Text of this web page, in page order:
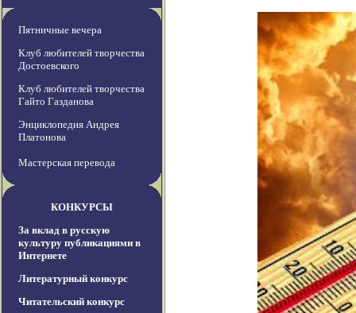
Пятничные вечера
Клуб любителей творчества
Достоевского
Клуб любителей творчества
Гайто Газданова
Энциклопедия Андрея
Платонова
Мастерская перевода
КОНКУРСЫ
За вклад в русскую
культуру публикациями в
Интернете
Литературный конкурс
Читательский конкурс